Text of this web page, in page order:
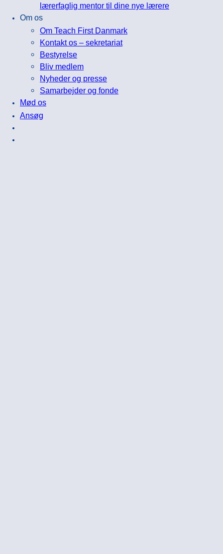
lærerfaglig mentor til dine nye lærere
Om os
Om Teach First Danmark
Kontakt os – sekretariat
Bestyrelse
Bliv medlem
Nyheder og presse
Samarbejder og fonde
Mød os
Ansøg